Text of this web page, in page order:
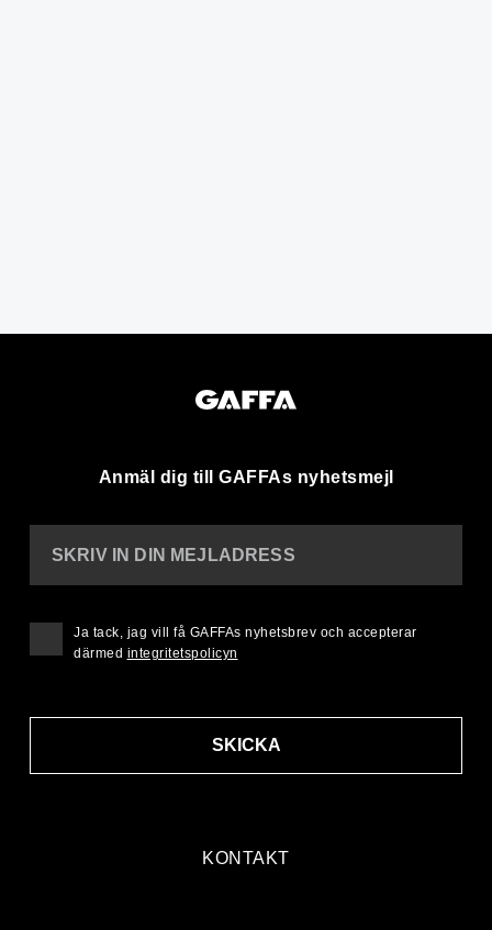
Anmäl dig till GAFFAs nyhetsmejl
KONTAKT
SKRIV IN DIN MEJLADRESS
SKICKA
Ja tack, jag vill få GAFFAs nyhetsbrev och accepterar
därmed integritetspolicyn